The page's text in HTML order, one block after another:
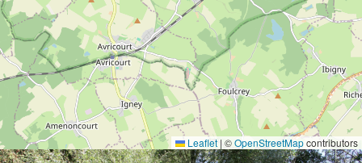
Leaflet | ©OpenStreetMapcontributors